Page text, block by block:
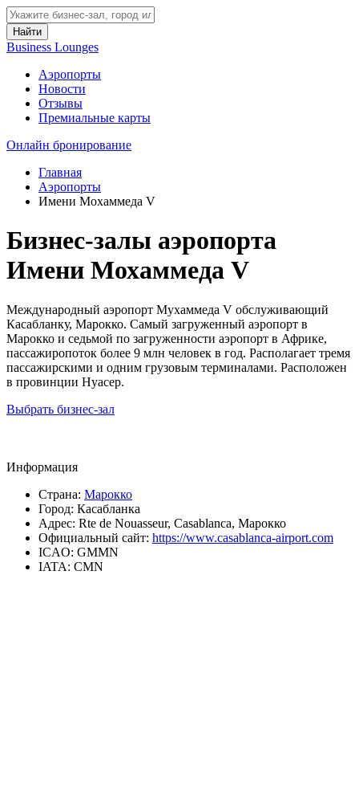
Найти
Business Lounges
Аэропорты
Новости
Отзывы
Премиальные карты
Онлайн бронирование
Главная
Аэропорты
Имени Мохаммеда V
Бизнес-залы аэропорта
Имени Мохаммеда V
Международный аэропорт Мухаммеда V обслуживающий
Касабланку, Марокко. Самый загруженный аэропорт в
Марокко и седьмой по загруженности аэропорт в Африке,
пассажиропоток более 9 млн человек в год. Располагает тремя
пассажирскими и одним грузовым терминалами. Расположен
в провинции Нуасер.
Выбрать бизнес-зал
Информация
Страна: Марокко
Город: Касабланка
Адрес: Rte de Nouasseur, Casablanca, Марокко
Официальный сайт: https://www.casablanca-airport.com
ICAO: GMMN
IATA: CMN